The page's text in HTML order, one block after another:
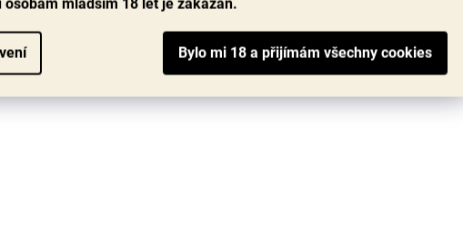
osobám mladším 18 let je zakázán.
90+ bodů